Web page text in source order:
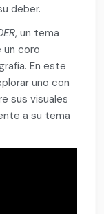
deber.
, un tema
un coro
En este
uno con
sus visuales
a su tema